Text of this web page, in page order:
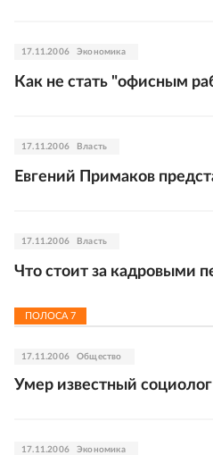
17.11.2006 Экономика
Как не стать "офисным
17.11.2006 Власть
Евгений Примаков
17.11.2006 Власть
Что стоит за кадровыми
ПОЛОСА 7
17.11.2006 Общество
Умер известный
17.11.2006 Экономика